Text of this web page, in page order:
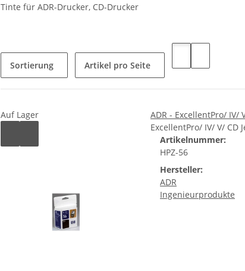
Tinte für ADR-Drucker, CD-Drucker
Sortierung Artikel pro Seite
Auf Lager
ADR - ExcellentPro/ IV/
ExcellentPro/ IV/ V/ CD
Artikelnummer:
HPZ-56
Hersteller:
ADR
Ingenieurprodukte